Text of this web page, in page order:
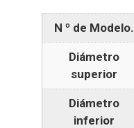
N º de Modelo.
Diámetro
superior
Diámetro
inferior